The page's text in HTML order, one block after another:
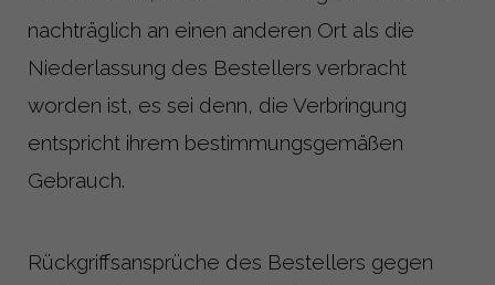
nachträglich an einen anderen Ort als die
Niederlassung des Bestellers verbracht
worden ist, es sei denn, die Verbringung
entspricht ihrem bestimmungsgemäßen
Gebrauch.
Rückgriffsansprüche des Bestellers gegen